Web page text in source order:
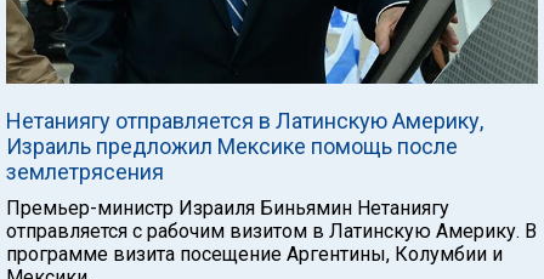
Нетаниягу отправляется в Латинскую Америку,
Израиль предложил Мексике помощь после
землетрясения
Премьер-министр Израиля Биньямин Нетаниягу
отправляется с рабочим визитом в Латинскую Америку. В
программе визита посещение Аргентины, Колумбии и